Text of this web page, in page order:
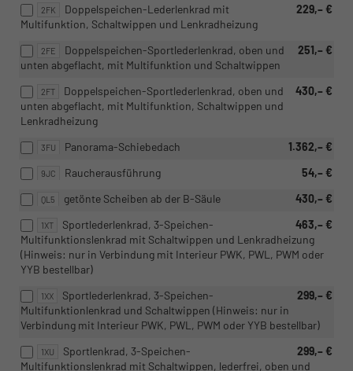
2FK 229,– €
Doppelspeichen-Lederlenkrad mit
Multifunktion, Schaltwippen und Lenkradheizung
2FE 251,– €
Doppelspeichen-Sportlederlenkrad, oben und
unten abgeflacht, mit Multifunktion und Schaltwippen
2FT 430,– €
Doppelspeichen-Sportlederlenkrad, oben und
unten abgeflacht, mit Multifunktion, Schaltwippen und
Lenkradheizung
3FU 1.362,– €
Panorama-Schiebedach
9JC 54,– €
Raucherausführung
QL5 430,– €
getönte Scheiben ab der B-Säule
1XT 463,– €
Sportlederlenkrad, 3-Speichen-
Multifunktionslenkrad mit Schaltwippen und Lenkradheizung
(Hinweis: nur in Verbindung mit Interieur PWK, PWL, PWM oder
YYB bestellbar)
1XX 299,– €
Sportlederlenkrad, 3-Speichen-
Multifunktionlenkrad und Schaltwippen (Hinweis: nur in
Verbindung mit Interieur PWK, PWL, PWM oder YYB bestellbar)
1XU 299,– €
Sportlenkrad, 3-Speichen-
Multifunktionslenkrad mit Schaltwippen, lederfrei, oben und